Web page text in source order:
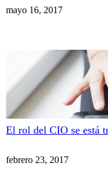
mayo 16, 2017
El rol del CIO se está
febrero 23, 2017